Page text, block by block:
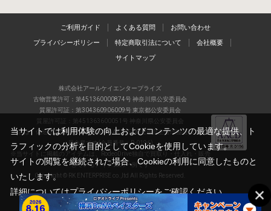
ご利用ガイド よくある質問 お問い合わせ
プライバシーポリシー 特定商取引法について 会社概要
サイトマップ
株式会社アールケイエンタープライズ
古物営業許可：第451360000874号 神奈川県公安委員会
質屋許可証：第304360906009号 東京都公安委員会
質屋許可証：第451363600051号 神奈川県公安委員会
当店は、偽造品の流通防止を目指すAACD(日本流通自主管理協会)の正会
員企業です(会員番号：R-0196)
※当サイトに掲載のアイテムは、RodeoDrive独自で買取り・仕入れ・販売
しているアイテムの一例です
Copyright © RK ENTERPRISE co.,ltd All Rights Reserved.
当サイトでは利用体験の向上およびコンテンツの最適な提供、ト
ラフィックの分析を目的としてCookieを使用しています。
サイトの閲覧を継続された場合、Cookieの利用に同意したものと
いたします。
詳細についてはプライバシーポリシーをご確認ください。